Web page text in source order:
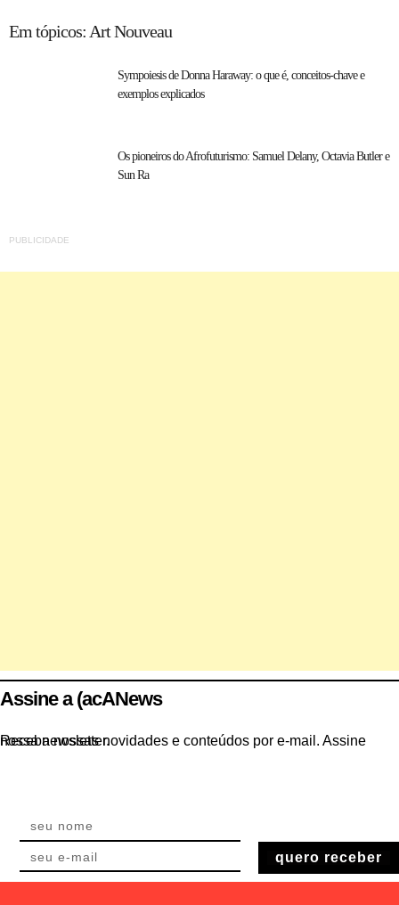
Em tópicos: Art Nouveau
Sympoiesis de Donna Haraway: o que é, conceitos-chave e
exemplos explicados
Os pioneiros do Afrofuturismo: Samuel Delany, Octavia Butler e
Sun Ra
PUBLICIDADE
Assine a (acANews
Receba nossas novidades e conteúdos por e-mail. Assine nossa newsletter.
quero receber